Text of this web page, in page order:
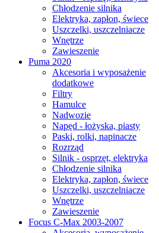
Chłodzenie silnika
Elektryka, zapłon, świece
Uszczelki, uszczelniacze
Wnętrze
Zawieszenie
Puma 2020
Akcesoria i wyposażenie
dodatkowe
Filtry
Hamulce
Nadwozie
Napęd - łożyska, piasty
Paski, rolki, napinacze
Rozrząd
Silnik - osprzęt, elektryka
Chłodzenie silnika
Elektryka, zapłon, świece
Uszczelki, uszczelniacze
Wnętrze
Zawieszenie
Focus C-Max 2003-2007